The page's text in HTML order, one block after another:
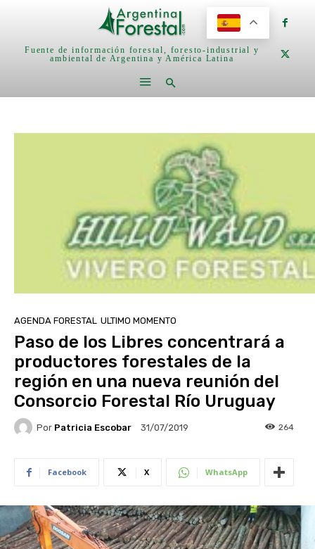
Fuente de información forestal, foresto-industrial y
ambiental de Argentina y América Latina
AGENDA FORESTAL ULTIMO MOMENTO
Paso de los Libres concentrará a
productores forestales de la
región en una nueva reunión del
Consorcio Forestal Río Uruguay
Por Patricia Escobar 31/07/2019 264
Facebook X WhatsApp